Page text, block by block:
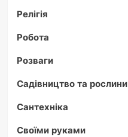
Релігія
Робота
Розваги
Садівництво та рослини
Сантехніка
Своїми руками